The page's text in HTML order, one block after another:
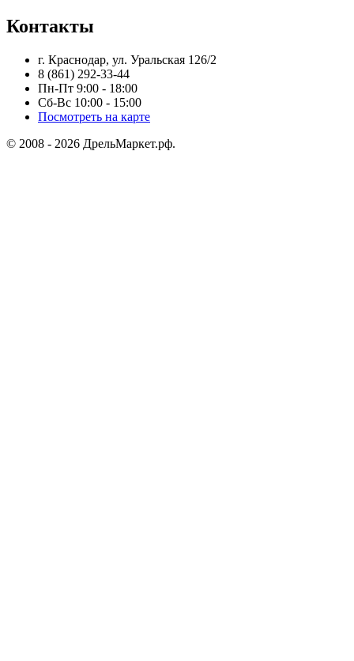
Контакты
г. Краснодар, ул. Уральская 126/2
8 (861) 292-33-44
Пн-Пт 9:00 - 18:00
Сб-Вс 10:00 - 15:00
Посмотреть на карте
© 2008 - 2026 ДрельМаркет.рф.